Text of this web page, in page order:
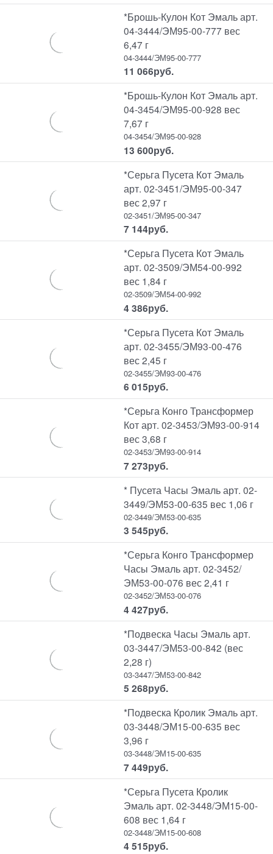
*Брошь-Кулон Кот Эмаль арт.
04-3444/ЭМ95-00-777 вес
6,47 г
04-3444/ЭМ95-00-777
11 066руб.
*Брошь-Кулон Кот Эмаль арт.
04-3454/ЭМ95-00-928 вес
7,67 г
04-3454/ЭМ95-00-928
13 600руб.
*Серьга Пусета Кот Эмаль
арт. 02-3451/ЭМ95-00-347
вес 2,97 г
02-3451/ЭМ95-00-347
7 144руб.
*Серьга Пусета Кот Эмаль
арт. 02-3509/ЭМ54-00-992
вес 1,84 г
02-3509/ЭМ54-00-992
4 386руб.
*Серьга Пусета Кот Эмаль
арт. 02-3455/ЭМ93-00-476
вес 2,45 г
02-3455/ЭМ93-00-476
6 015руб.
*Серьга Конго Трансформер
Кот арт. 02-3453/ЭМ93-00-914
вес 3,68 г
02-3453/ЭМ93-00-914
7 273руб.
* Пусета Часы Эмаль арт. 02-
3449/ЭМ53-00-635 вес 1,06 г
02-3449/ЭМ53-00-635
3 545руб.
*Серьга Конго Трансформер
Часы Эмаль арт. 02-3452/
ЭМ53-00-076 вес 2,41 г
02-3452/ЭМ53-00-076
4 427руб.
*Подвеска Часы Эмаль арт.
03-3447/ЭМ53-00-842 (вес
2,28 г)
03-3447/ЭМ53-00-842
5 268руб.
*Подвеска Кролик Эмаль арт.
03-3448/ЭМ15-00-635 вес
3,96 г
03-3448/ЭМ15-00-635
7 449руб.
*Серьга Пусета Кролик
Эмаль арт. 02-3448/ЭМ15-00-
608 вес 1,64 г
02-3448/ЭМ15-00-608
4 515руб.